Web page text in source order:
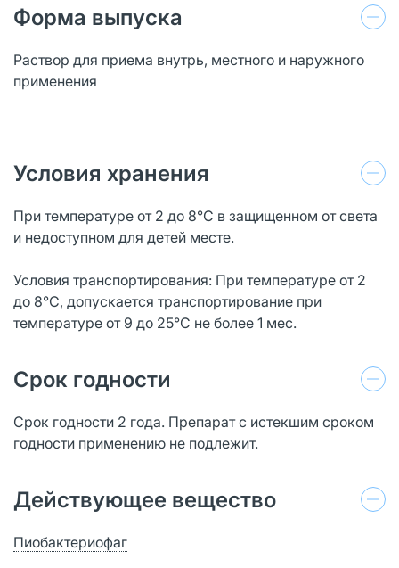
Форма выпуска
Раствор для приема внутрь, местного и наружного
применения
Условия хранения
При температуре от 2 до 8°С в защищенном от света
и недоступном для детей месте.
Условия транспортирования: При температуре от 2
до 8°С, допускается транспортирование при
температуре от 9 до 25°С не более 1 мес.
Срок годности
Срок годности 2 года. Препарат с истекшим сроком
годности применению не подлежит.
Действующее вещество
Пиобактериофаг